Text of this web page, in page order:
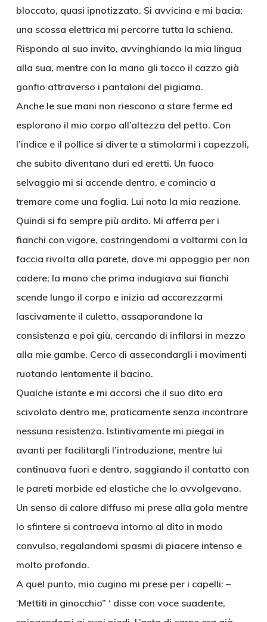
bloccato, quasi ipnotizzato. Si avvicina e mi bacia;
una scossa elettrica mi percorre tutta la schiena.
Rispondo al suo invito, avvinghiando la mia lingua
alla sua, mentre con la mano gli tocco il cazzo già
gonfio attraverso i pantaloni del pigiama.
Anche le sue mani non riescono a stare ferme ed
esplorano il mio corpo all’altezza del petto. Con
l’indice e il pollice si diverte a stimolarmi i capezzoli,
che subito diventano duri ed eretti. Un fuoco
selvaggio mi si accende dentro, e comincio a
tremare come una foglia. Lui nota la mia reazione.
Quindi si fa sempre più ardito. Mi afferra per i
fianchi con vigore, costringendomi a voltarmi con la
faccia rivolta alla parete, dove mi appoggio per non
cadere; la mano che prima indugiava sui fianchi
scende lungo il corpo e inizia ad accarezzarmi
lascivamente il culetto, assaporandone la
consistenza e poi giù, cercando di infilarsi in mezzo
alla mie gambe. Cerco di assecondargli i movimenti
ruotando lentamente il bacino.
Qualche istante e mi accorsi che il suo dito era
scivolato dentro me, praticamente senza incontrare
nessuna resistenza. Istintivamente mi piegai in
avanti per facilitargli l’introduzione, mentre lui
continuava fuori e dentro, saggiando il contatto con
le pareti morbide ed elastiche che lo avvolgevano.
Un senso di calore diffuso mi prese alla gola mentre
lo sfintere si contraeva intorno al dito in modo
convulso, regalandomi spasmi di piacere intenso e
molto profondo.
A quel punto, mio cugino mi prese per i capelli: –
‘Mettiti in ginocchio” ‘ disse con voce suadente,